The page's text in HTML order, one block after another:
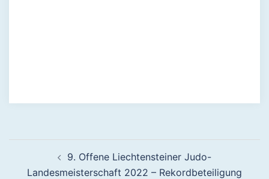
9. Offene Liechtensteiner Judo-
Landesmeisterschaft 2022 – Rekordbeteiligung